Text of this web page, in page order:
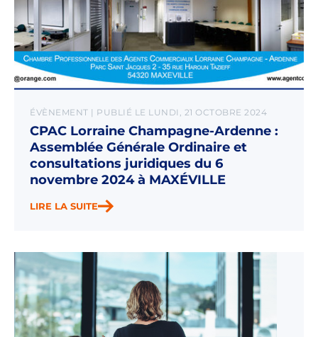
ÉVÈNEMENT | PUBLIÉ LE LUNDI, 21 OCTOBRE 2024
CPAC Lorraine Champagne-Ardenne :
Assemblée Générale Ordinaire et
consultations juridiques du 6
novembre 2024 à MAXÉVILLE
LIRE LA SUITE